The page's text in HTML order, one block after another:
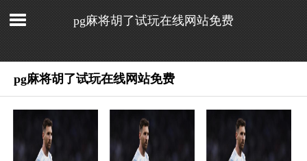
pg麻将胡了试玩在线网站免费
pg麻将胡了试玩在线网站免费